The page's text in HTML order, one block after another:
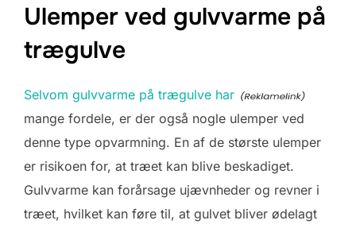
Ulemper ved gulvvarme på
trægulve
Selvom gulvvarme på trægulve har
mange fordele, er der også nogle ulemper ved
denne type opvarmning. En af de største ulemper
er risikoen for, at træet kan blive beskadiget.
Gulvvarme kan forårsage ujævnheder og revner i
træet, hvilket kan føre til, at gulvet bliver ødelagt